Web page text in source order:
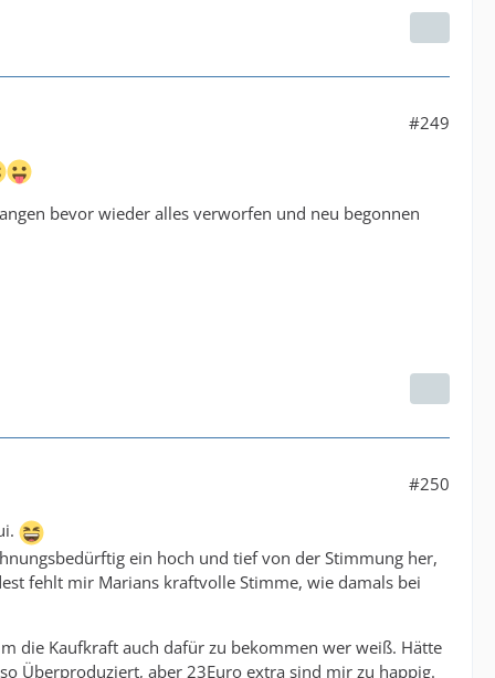
#249
bevor wieder alles verworfen und neu begonnen
#250
ein hoch und tief von der Stimmung her,
fehlt mir Marians kraftvolle Stimme, wie damals bei
die Kaufkraft auch dafür zu bekommen wer weiß. Hätte
Überproduziert, aber 23Euro extra sind mir zu happig.